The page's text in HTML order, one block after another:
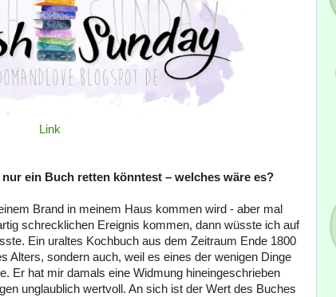
Link
ein Buch retten könntest – welches wäre es?
Brand in meinem Haus kommen wird - aber mal
schrecklichen Ereignis kommen, dann wüsste ich auf
Ein uraltes Kochbuch aus dem Zeitraum Ende 1800
Alters, sondern auch, weil es eines der wenigen Dinge
Er hat mir damals eine Widmung hineingeschrieben
unglaublich wertvoll. An sich ist der Wert des Buches